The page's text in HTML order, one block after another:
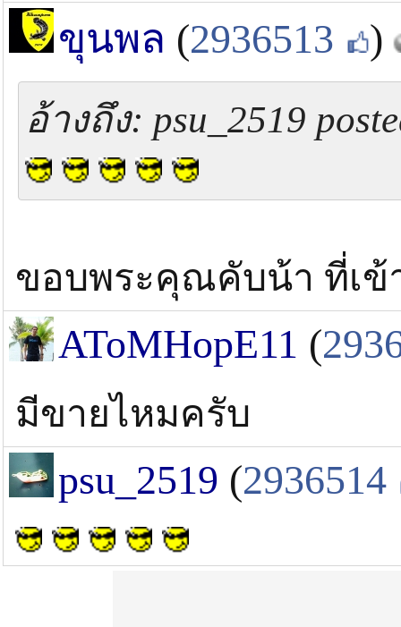
ขุนพล (2936513 )
อ้างถึง: psu_2519
ขอบพระคุณคับน้า ที่เ
AToMHopE11 (
มีขายไหมครับ
psu_2519 (2936514